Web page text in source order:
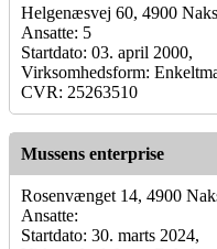
Helgenæsvej 60, 4900
Ansatte: 5
Startdato: 03. april 2000,
Virksomhedsform:
CVR: 25263510
Mussens enterprise
Rosenvænget 14, 4900
Ansatte:
Startdato: 30. marts 2024,